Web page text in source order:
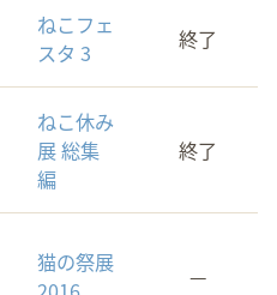
ねこフェ
スタ 3
終了
ねこ休み
展 総集
編
終了
猫の祭展
—